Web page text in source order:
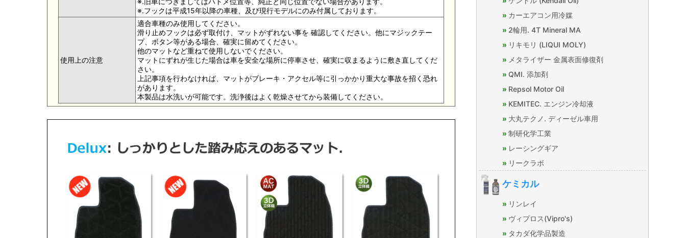
※.フックは平成15年以降の車種、及び現行モデルにのみ付属しております。
使用上の注意
適合車種のみ使用してください。
滑り止めフックは必ず取付け、マットがずれない事を 確認してください。他にマジックテー
プ、ボタン等がある場合、確実に留めてください。
他のマットなど重ねて使用しないでください。
マットにずれが生じた場合は車を安全な場所に停車させ、確実に収まるように敷き直してくだ
さい。
上記事項を行わなければ、マットがブレーキ・アクセル等に引っかかり重大な事故を招く恐れ
があります。
本製品は水洗いが可能です。洗浄後はよく乾燥させてから装備してください。
カーエアコン用冷媒
2輪用. 4T Mineral MA
リキモリ (LIQUI MOLY)
メタライザー 金属表面修復剤
QMI. 添加剤
Repsol Motor Oil
KEMITEC. エンジン冷却液
大丸テクノ. ディーゼル車用
制研化学工業
レーシングギア
リークラボ
ケミカル
リンレイ
ヴィプロス(Vipro's)
タカダ化学品製造